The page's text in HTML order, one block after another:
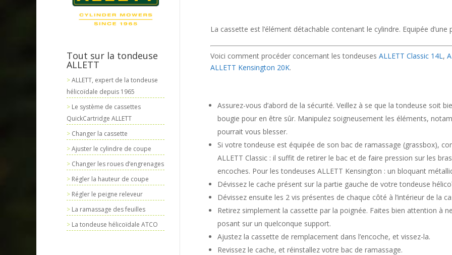
Tout sur la tondeuse
ALLETT
ALLETT, expert de la tondeuse
hélicoïdale depuis 1965
Le système de cassettes
QuickCartridge ALLETT
Changer la cassette
Ajuster le cylindre de coupe
Changer les roues d’engrenages
Régler la hauteur de coupe
Régler le peigne releveur
La ramassage des feuilles
La tondeuse hélicoïdale ATCO
La cassette est l’élément détachable contenant le cylindre. Equipée
Voici comment procéder concernant les tondeuses ALLETT Classic 14L,
ALLETT Kensington 20K.
Assurez-vous d’abord de la sécurité. Veillez à se que la tondeuse soit
bougie pour en être sûr. Manipulez soigneusement les éléments,
pourrait vous blesser.
Si votre tondeuse est équipée de son bac de ramassage (grassbox),
ALLETT Classic : il suffit de retirer le bac et de faire pression sur les
encoches. Pour les tondeuses ALLETT Kensington : un bloquant
Dévissez le cache présent sur la partie gauche de votre tondeuse
Dévissez ensuite les 2 vis présentes de chaque côté à l’intérieur de la
Retirez simplement la cassette par la poignée. Faites bien attention à
posant sur un quelconque support.
Ajustez la cassette de remplacement dans l’encoche, et vissez-la.
Revissez le cache, et réinstallez votre bac de ramassage.